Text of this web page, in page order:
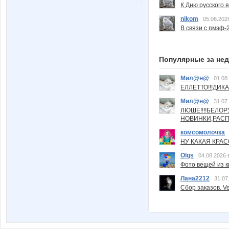
К Дню русского
nikom
В связи с пмэф-
Популярные за
Мил@н@
Мил@н@
комсомолочка
НУ КАКАЯ
Olgs
04.08.2026
Фото вещей из
Лана2212
Сбор заказов.